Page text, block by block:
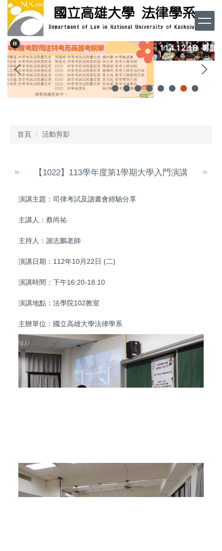
跳
主
要
內
容
區
首頁 活動剪影
【1022】113學年度第1學期大學入門演講
演講主題：司律考試及讀書會經驗分享
主講人：蔡尚祐
主持人：謝志鵬老師
演講日期：112年10月22日 (二)
演講時間：下午16:20-18:10
演講地點：法學院102教室
主辦單位：國立高雄大學法律學系